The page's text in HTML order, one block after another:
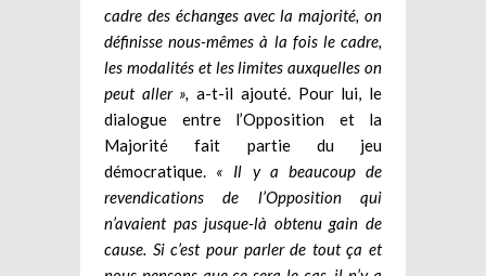
cadre des échanges avec la majorité, on
définisse nous-mêmes à la fois le cadre,
les modalités et les limites auxquelles on
peut aller », a-t-il ajouté. Pour lui, le
dialogue entre l’Opposition et la
Majorité fait partie du jeu
démocratique. « Il y a beaucoup de
revendications de l’Opposition qui
n’avaient pas jusque-là obtenu gain de
cause. Si c’est pour parler de tout ça et